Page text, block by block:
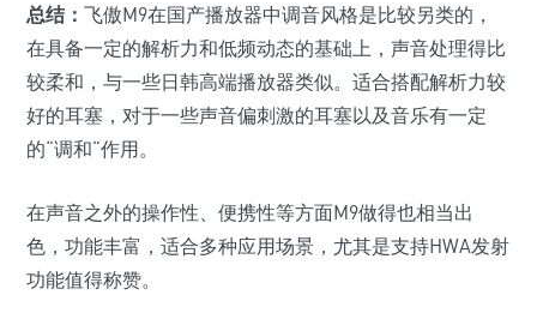
总结： 飞傲M9在国产播放器中调音风格是比较另类的，
在具备一定的解析力和低频动态的基础上，声音处理得比
较柔和，与一些日韩高端播放器类似。适合搭配解析力较
好的耳塞，对于一些声音偏刺激的耳塞以及音乐有一定
的“调和”作用。
在声音之外的操作性、便携性等方面M9做得也相当出
色，功能丰富，适合多种应用场景，尤其是支持HWA发射
功能值得称赞。